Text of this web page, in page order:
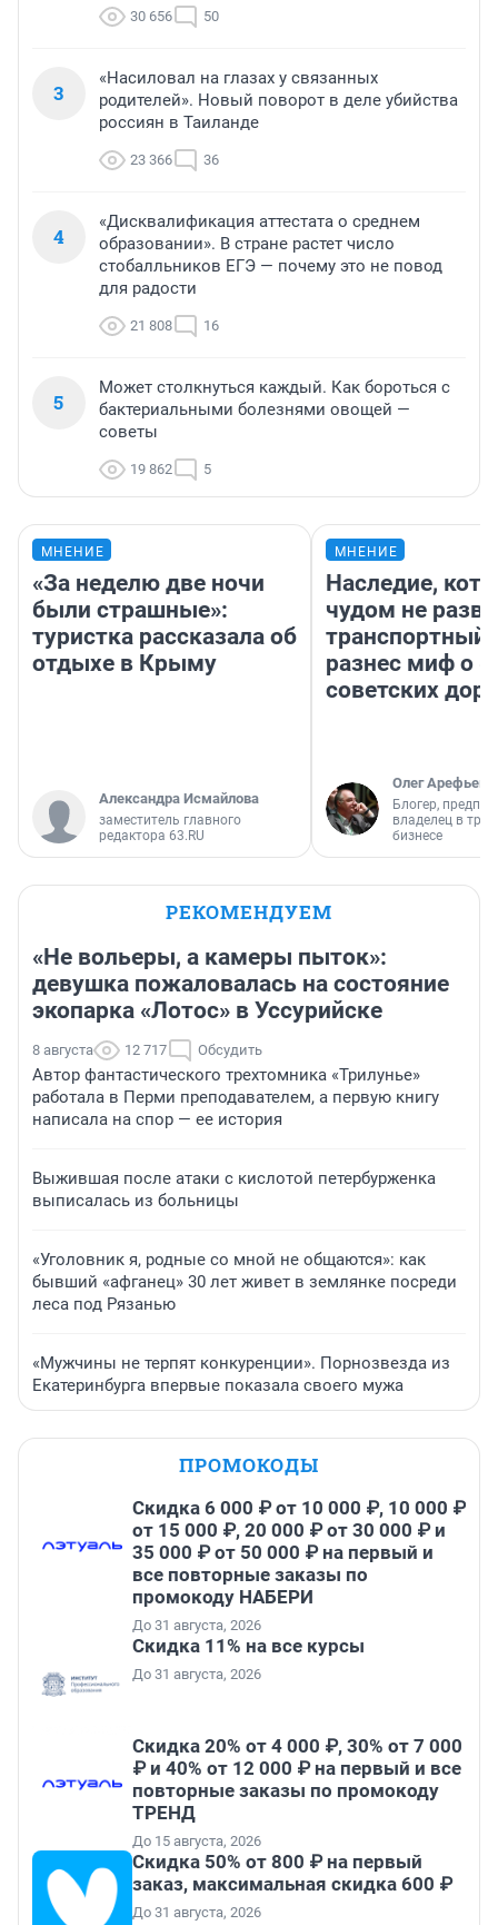
30 656 50
3
«Насиловал на глазах у связанных
родителей». Новый поворот в деле убийства
россиян в Таиланде
23 366 36
4
«Дисквалификация аттестата о среднем
образовании». В стране растет число
стобалльников ЕГЭ — почему это не повод
для радости
21 808 16
5
Может столкнуться каждый. Как бороться с
бактериальными болезнями овощей —
советы
19 862 5
МНЕНИЕ
«За неделю две ночи
были страшные»:
туристка рассказала об
отдыхе в Крыму
Александра Исмайлова
заместитель главного
редактора 63.RU
МНЕНИЕ
Наследие,
чудом не
транспортный
разнес миф о
советских
Олег Арефьев
Блогер,
владелец в
бизнесе
РЕКОМЕНДУЕМ
«Не вольеры, а камеры пыток»:
девушка пожаловалась на состояние
экопарка «Лотос» в Уссурийске
8 августа 12 717 Обсудить
Автор фантастического трехтомника «Трилунье»
работала в Перми преподавателем, а первую книгу
написала на спор — ее история
Выжившая после атаки с кислотой петербурженка
выписалась из больницы
«Уголовник я, родные со мной не общаются»: как
бывший «афганец» 30 лет живет в землянке посреди
леса под Рязанью
«Мужчины не терпят конкуренции». Порнозвезда из
Екатеринбурга впервые показала своего мужа
ПРОМОКОДЫ
Скидка 6 000 ₽ от 10 000 ₽, 10 000 ₽
от 15 000 ₽, 20 000 ₽ от 30 000 ₽ и
35 000 ₽ от 50 000 ₽ на первый и
все повторные заказы по
промокоду НАБЕРИ
До 31 августа, 2026
Скидка 11% на все курсы
До 31 августа, 2026
Скидка 20% от 4 000 ₽, 30% от 7 000
₽ и 40% от 12 000 ₽ на первый и все
повторные заказы по промокоду
ТРЕНД
До 15 августа, 2026
Скидка 50% от 800 ₽ на первый
заказ, максимальная скидка 600 ₽
До 31 августа, 2026